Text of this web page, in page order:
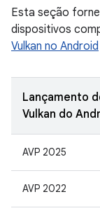
Esta seção
dispositivos
Vulkan no Android
Lançamento
Vulkan do
AVP 2025
AVP 2022